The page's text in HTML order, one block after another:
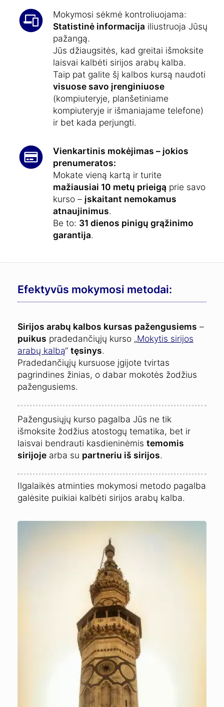
Mokymosi sėkmė kontroliuojama:
Statistinė informacija iliustruoja Jūsų
pažangą.
Jūs džiaugsitės, kad greitai išmoksite
laisvai kalbėti sirijos arabų kalba.
Taip pat galite šį kalbos kursą naudoti
visuose savo įrenginiuose
(kompiuteryje, planšetiniame
kompiuteryje ir išmaniajame telefone)
ir bet kada perjungti.
Vienkartinis mokėjimas – jokios
prenumeratos:
Mokate vieną kartą ir turite
mažiausiai 10 metų prieigą prie savo
kurso – įskaitant nemokamus
atnaujinimus.
Be to: 31 dienos pinigų grąžinimo
garantija.
Efektyvūs mokymosi metodai:
Sirijos arabų kalbos kursas pažengusiems –
puikus pradedančiųjų kurso „Mokytis sirijos
arabų kalbą“ tęsinys.
Pradedančiųjų kursuose įgijote tvirtas
pagrindines žinias, o dabar mokotės žodžius
pažengusiems.
Pažengusiųjų kurso pagalba Jūs ne tik
išmoksite žodžius atostogų tematika, bet ir
laisvai bendrauti kasdieninėmis temomis
sirijoje arba su partneriu iš sirijos.
Ilgalaikės atminties mokymosi metodo pagalba
galėsite puikiai kalbėti sirijos arabų kalba.